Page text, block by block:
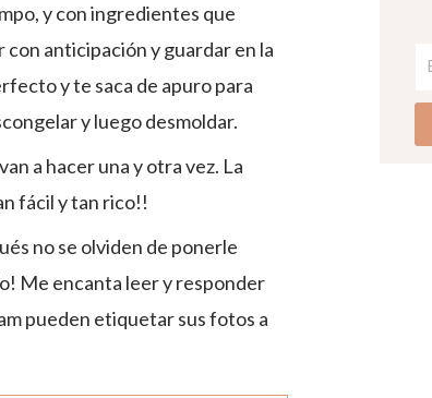
y con ingredientes que
anticipación y guardar en la
y te saca de apuro para
y luego desmoldar.
a hacer una y otra vez. La
fácil y tan rico!!
no se olviden de ponerle
Me encanta leer y responder
pueden etiquetar sus fotos a